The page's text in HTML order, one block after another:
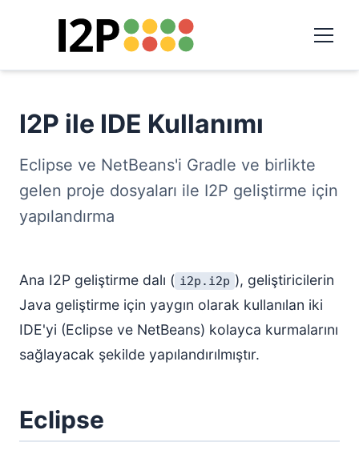
I2P ile IDE Kullanımı
Eclipse ve NetBeans'i Gradle ve birlikte
gelen proje dosyaları ile I2P geliştirme için
yapılandırma
Ana I2P geliştirme dalı ( i2p.i2p ), geliştiricilerin
Java geliştirme için yaygın olarak kullanılan iki
IDE'yi (Eclipse ve NetBeans) kolayca kurmalarını
sağlayacak şekilde yapılandırılmıştır.
Eclipse